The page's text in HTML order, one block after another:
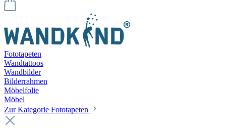
Fototapeten
Wandtattoos
Wandbilder
Bilderrahmen
Möbelfolie
Möbel
Zur Kategorie Fototapeten